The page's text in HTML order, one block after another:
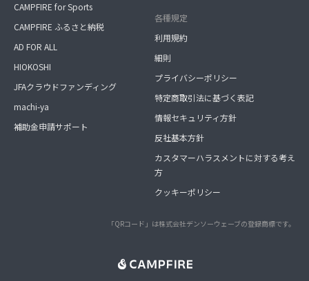
CAMPFIRE for Sports
CAMPFIRE ふるさと納税
AD FOR ALL
HIOKOSHI
JFAクラウドファンディング
machi-ya
補助金申請サポート
各種規定
利用規約
細則
プライバシーポリシー
特定商取引法に基づく表記
情報セキュリティ方針
反社基本方針
カスタマーハラスメントに対する考え
方
クッキーポリシー
「QRコード」は株式会社デンソーウェーブの登録商標です。